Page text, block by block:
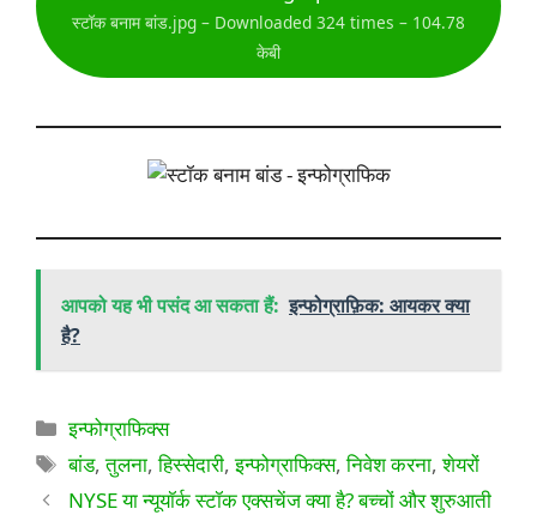
स्टॉक बनाम बांड.jpg – Downloaded 324 times – 104.78
केबी
आपको यह भी पसंद आ सकता हैं: इन्फोग्राफ़िक: आयकर क्या
है?
श्रेणियाँ
इन्फोग्राफिक्स
टैग
बांड,तुलना,हिस्सेदारी,इन्फोग्राफिक्स,निवेश करना,शेयरों
NYSE या न्यूयॉर्क स्टॉक एक्सचेंज क्या है? बच्चों और शुरुआती